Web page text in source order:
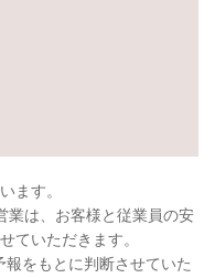
ます。
業は、お客様と従業員の安
ていただきます。
をもとに判断させていた